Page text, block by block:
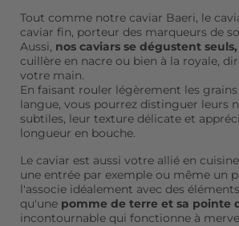
Tout comme notre caviar Baeri, le
caviar fin, porteur des marqueurs de
Aussi, nos caviars se dégustent seuls,
cuillère en nacre ou bien à la royale,
votre main.
En faisant rouler légèrement les
langue, vous pourrez distinguer leurs
subtiles, leur texture délicate et
longueur en bouche.
Le caviar est aussi votre allié en
une entrée par exemple ou même un
l'associe idéalement avec des
qu'une pomme de terre et sa pointe
incontournable qui fonctionne à